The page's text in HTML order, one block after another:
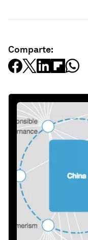
Comparte: